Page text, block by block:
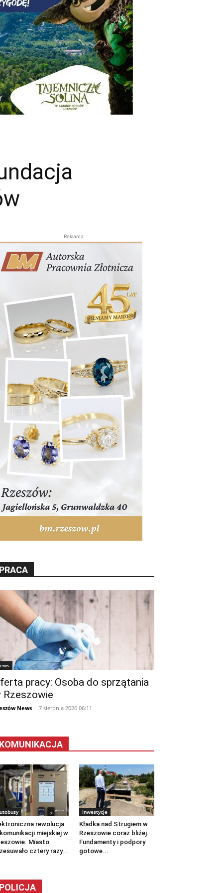
Reklama
pracy: Osoba do sprzątania
Rzeszowie
News - 7 sierpnia 2026 06:11
rewolucja
miejskiej w
Miasto
cztery razy...
Inwestycje
Kładka nad Strugiem w
Rzeszowie coraz bliżej.
Fundamenty i podpory
gotowe...